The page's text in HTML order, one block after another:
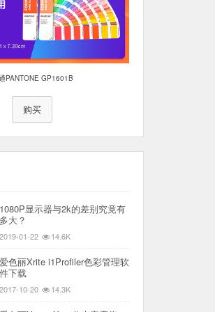
PANTONE GP1601B
购买
1080P显示器与2k的差别究竟有
多大？
2019-01-22 14.6K
爱色丽Xrite i1Profiler色彩管理软
件下载
2017-10-20 14.3K